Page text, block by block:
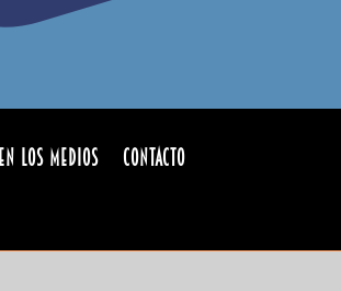
En los medios
Contacto